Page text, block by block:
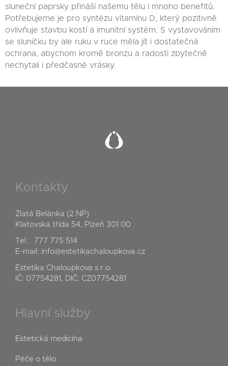
sluneční paprsky přináší našemu tělu i mnoho benefitů.
Potřebujeme je pro syntézu vitamínu D, který pozitivně
ovlivňuje stavbu kostí a imunitní systém. S vystavováním
se sluníčku by ale ruku v ruce měla jít i dostatečná
ochrana, abychom kromě bronzu a radosti zbytečně
nechytali i předčasné vrásky.
Kontakty
Zlatá Belánka (2.NP)
Klatovská třída 54, Plzeň 301 00
Tel.:
777 775 514
E-mail: info@estetikachaloupkova.cz
Estetika Chaloupkova s.r.o.
IČ: 07754281, DIČ: CZ07754281
Hlavní služby
Estetická medicína
Péče o tělo